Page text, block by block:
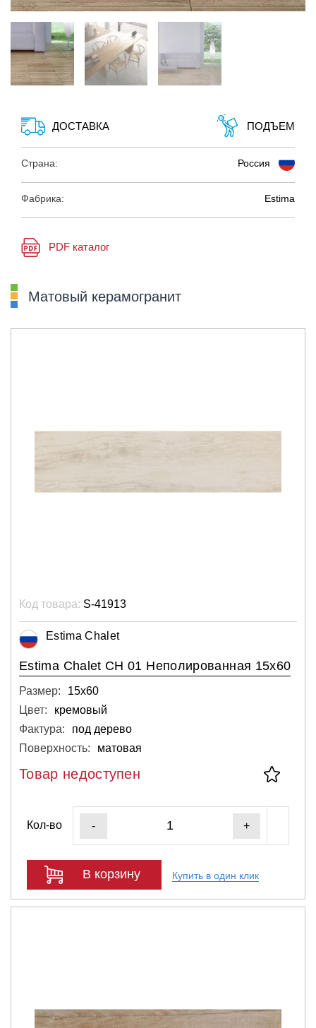
ДОСТАВКА ПОДЪЕМ
Страна: Россия
Фабрика: Estima
PDF каталог
Матовый керамогранит
Код товара: S-41913
Estima Chalet
Estima Chalet CH 01 Неполированная 15x60
Размер:
15х60
Цвет:
кремовый
Фактура:
под дерево
Поверхность:
матовая
Товар недоступен
Кол-во - +
В корзину Купить в один клик